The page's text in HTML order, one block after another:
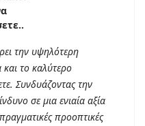
την υψηλότερη
το καλύτερο
Συνδυάζοντας την
σε μια ενιαία αξία
προοπτικές